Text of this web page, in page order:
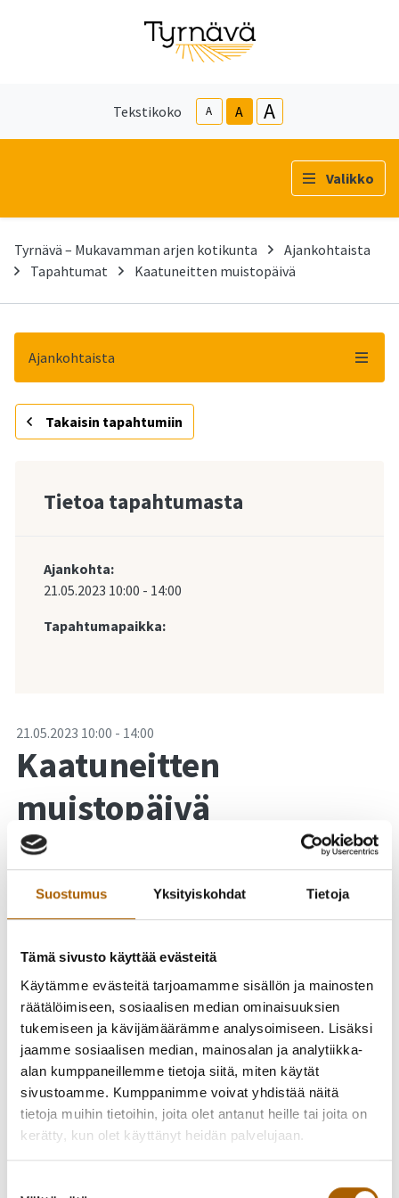
Suostumus Yksityiskohdat Tietoja
Tämä sivusto käyttää evästeitä
Käytämme evästeitä tarjoamamme sisällön ja mainosten
räätälöimiseen, sosiaalisen median ominaisuuksien
tukemiseen ja kävijämäärämme analysoimiseen. Lisäksi
jaamme sosiaalisen median, mainosalan ja analytiikka-
alan kumppaneillemme tietoja siitä, miten käytät
sivustoamme. Kumppanimme voivat yhdistää näitä
tietoja muihin tietoihin, joita olet antanut heille tai joita on
kerätty, kun olet käyttänyt heidän palvelujaan.
Tekstikoko A A A
Valikko
Tyrnävä – Mukavamman arjen kotikunta
Ajankohtaista
Tapahtumat
Kaatuneitten muistopäivä
Ajankohtaista
Takaisin tapahtumiin
Tietoa tapahtumasta
Ajankohta:
21.05.2023 10:00 - 14:00
Tapahtumapaikka:
-21.05.2023 10:00 - 14:00
Kaatuneitten
muistopäivä
Kaatuneiden muistopäivää vietetään vuosittain
toukokuun kolmantena sunnuntaina kaikissa
Suomen sodissa ja rauhanturvaustehtävissä
Kaatuneitten muistopäivä su
21.5.2023 Tyrnävällä
kello 10 Sanajumalanpalvelus Tyrnävän kirkossa, jonka
jälkeen seppeleiden lasku sankarihautausmaalle.
kello 12 Sanajumalanpalvelus Temmeksen kirkossa, jonka